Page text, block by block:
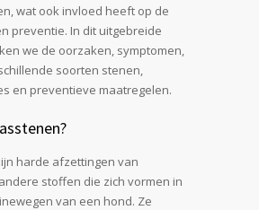
wat ook invloed heeft op de
preventie. In dit uitgebreide
we de oorzaken, symptomen,
soorten stenen,
en preventieve maatregelen.
harde afzettingen van
stoffen die zich vormen in
van een hond. Ze